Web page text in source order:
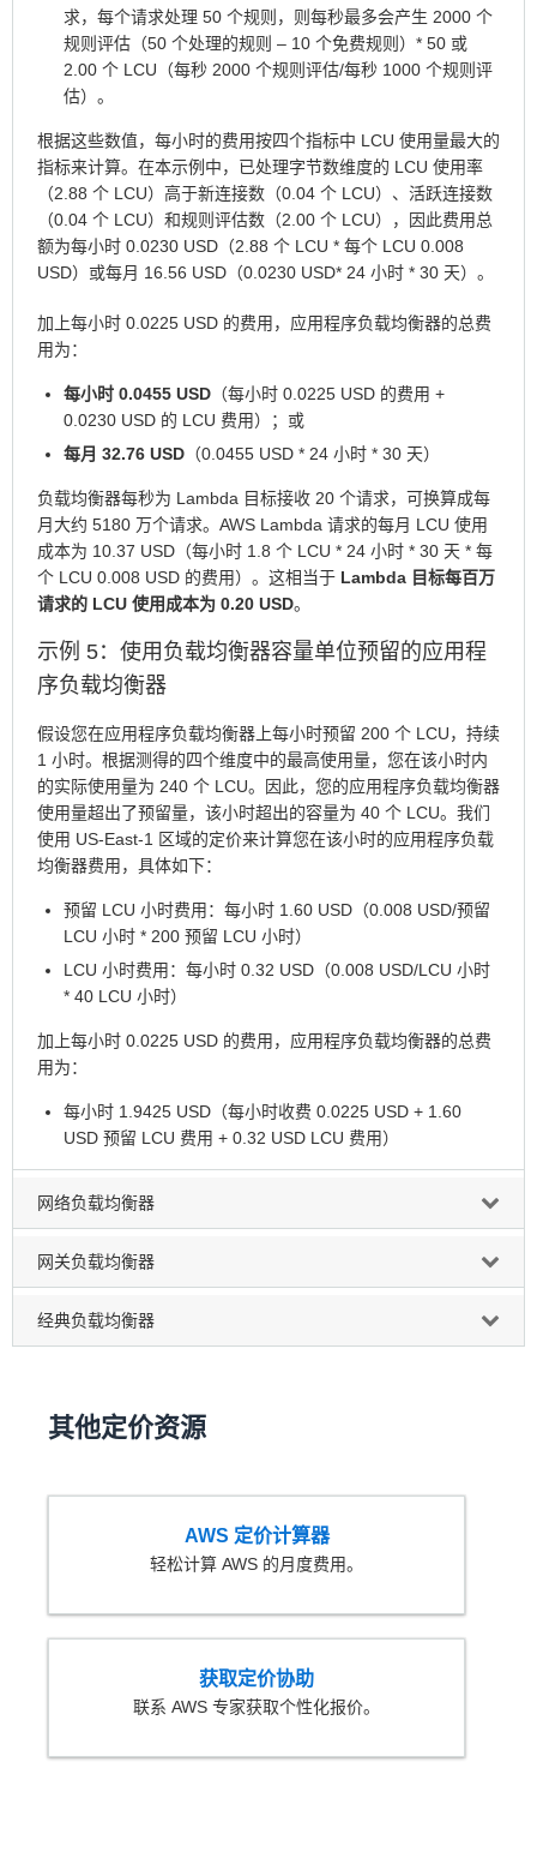
求，每个请求处理 50 个规则，则每秒最多会产生 2000 个
规则评估（50 个处理的规则 – 10 个免费规则）* 50 或
2.00 个 LCU（每秒 2000 个规则评估/每秒 1000 个规则评
估）。
根据这些数值，每小时的费用按四个指标中 LCU 使用量最大的
指标来计算。在本示例中，已处理字节数维度的 LCU 使用率
（2.88 个 LCU）高于新连接数（0.04 个 LCU）、活跃连接数
（0.04 个 LCU）和规则评估数（2.00 个 LCU），因此费用总
额为每小时 0.0230 USD（2.88 个 LCU * 每个 LCU 0.008
USD）或每月 16.56 USD（0.0230 USD* 24 小时 * 30 天）。
加上每小时 0.0225 USD 的费用，应用程序负载均衡器的总费
用为：
每小时 0.0455 USD （每小时 0.0225 USD 的费用 +
0.0230 USD 的 LCU 费用）；或
每月 32.76 USD （0.0455 USD * 24 小时 * 30 天）
负载均衡器每秒为 Lambda 目标接收 20 个请求，可换算成每
月大约 5180 万个请求。AWS Lambda 请求的每月 LCU 使用
成本为 10.37 USD（每小时 1.8 个 LCU * 24 小时 * 30 天 * 每
个 LCU 0.008 USD 的费用）。这相当于 Lambda 目标每百万
请求的 LCU 使用成本为 0.20 USD。
示例 5：使用负载均衡器容量单位预留的应用程
序负载均衡器
假设您在应用程序负载均衡器上每小时预留 200 个 LCU，持续
1 小时。根据测得的四个维度中的最高使用量，您在该小时内
的实际使用量为 240 个 LCU。因此，您的应用程序负载均衡器
使用量超出了预留量，该小时超出的容量为 40 个 LCU。我们
使用 US-East-1 区域的定价来计算您在该小时的应用程序负载
均衡器费用，具体如下：
预留 LCU 小时费用：每小时 1.60 USD（0.008 USD/预留
LCU 小时 * 200 预留 LCU 小时）
LCU 小时费用：每小时 0.32 USD（0.008 USD/LCU 小时
* 40 LCU 小时）
加上每小时 0.0225 USD 的费用，应用程序负载均衡器的总费
用为：
每小时 1.9425 USD（每小时收费 0.0225 USD + 1.60
USD 预留 LCU 费用 + 0.32 USD LCU 费用）
网络负载均衡器
网关负载均衡器
经典负载均衡器
其他定价资源
AWS 定价计算器
轻松计算 AWS 的月度费用。
获取定价协助
联系 AWS 专家获取个性化报价。